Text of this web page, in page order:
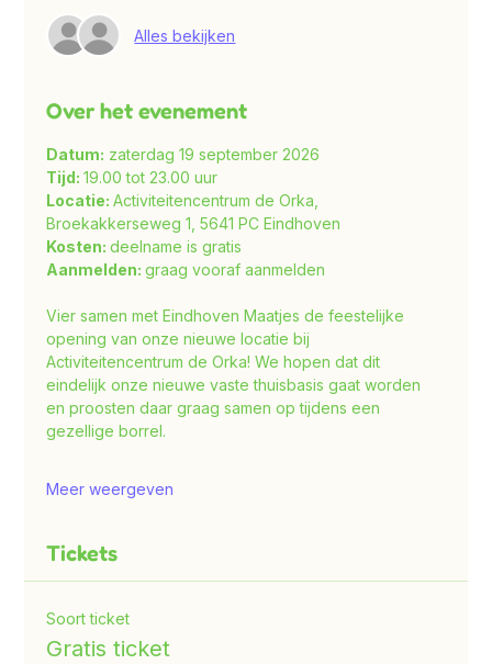
Alles bekijken
Over het evenement
Datum: zaterdag 19 september 2026
Tijd: 19.00 tot 23.00 uur
Locatie: Activiteitencentrum de Orka,
Broekakkerseweg 1, 5641 PC Eindhoven
Kosten: deelname is gratis
Aanmelden: graag vooraf aanmelden
Vier samen met Eindhoven Maatjes de feestelijke
opening van onze nieuwe locatie bij
Activiteitencentrum de Orka! We hopen dat dit
eindelijk onze nieuwe vaste thuisbasis gaat worden
en proosten daar graag samen op tijdens een
gezellige borrel.
Meer weergeven
Tickets
Soort ticket
Gratis ticket